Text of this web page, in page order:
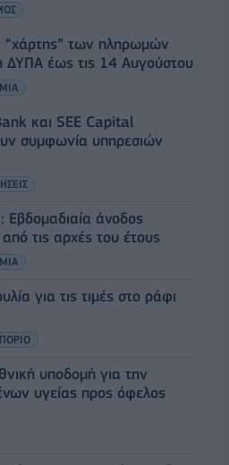
“χάρτης” των πληρωμών
έως τις 14 Αυγούστου
και SEE Capital
συμφωνία υπηρεσιών
Εβδομαδιαία άνοδος
τις αρχές του έτους
για τις τιμές στο ράφι
υποδομή για την
υγείας προς όφελος